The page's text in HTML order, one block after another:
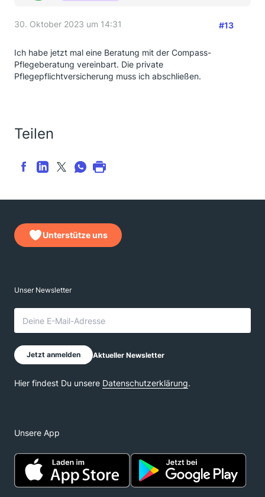
30. Oktober 2023 um 14:31 #13
Ich habe jetzt mal eine Beratung mit der Compass-
Pflegeberatung vereinbart. Die private
Pflegepflichtversicherung muss ich abschließen.
Teilen
Unterstütze uns
Unsere App